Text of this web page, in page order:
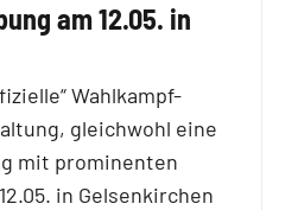
am 12.05. in
Wahlkampf-
gleichwohl eine
mit prominenten
in Gelsenkirchen